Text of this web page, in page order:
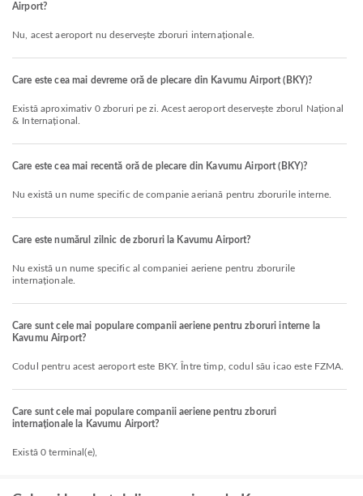
Airport?
Nu, acest aeroport nu deservește zboruri internaționale.
Care este cea mai devreme oră de plecare din Kavumu Airport (BKY)?
Există aproximativ 0 zboruri pe zi. Acest aeroport deservește zborul Național
& Internațional.
Care este cea mai recentă oră de plecare din Kavumu Airport (BKY)?
Nu există un nume specific de companie aeriană pentru zborurile interne.
Care este numărul zilnic de zboruri la Kavumu Airport?
Nu există un nume specific al companiei aeriene pentru zborurile
internaționale.
Care sunt cele mai populare companii aeriene pentru zboruri interne la
Kavumu Airport?
Codul pentru acest aeroport este BKY. Între timp, codul său icao este FZMA.
Care sunt cele mai populare companii aeriene pentru zboruri
internaționale la Kavumu Airport?
Există 0 terminal(e),